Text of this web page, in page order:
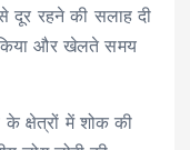
रहने की सलाह दी
और खेलते समय
क्षेत्रों में शोक की